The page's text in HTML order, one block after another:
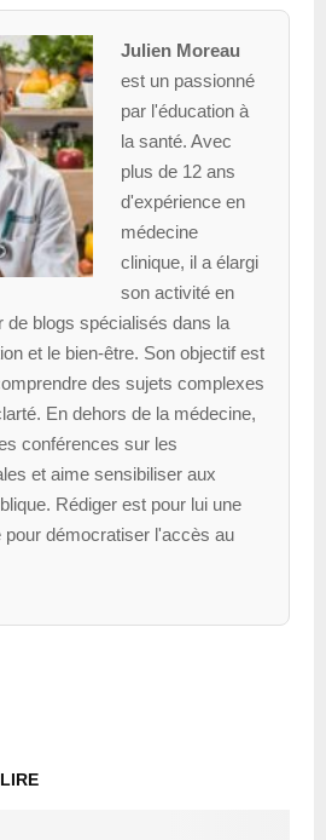
Julien Moreau
est un passionné
par l'éducation à
la santé. Avec
plus de 12 ans
d'expérience en
médecine
clinique, il a élargi
son activité en
de blogs spécialisés dans la
et le bien-être. Son objectif est
des sujets complexes
En dehors de la médecine,
conférences sur les
et aime sensibiliser aux
Rédiger est pour lui une
pour démocratiser l'accès au